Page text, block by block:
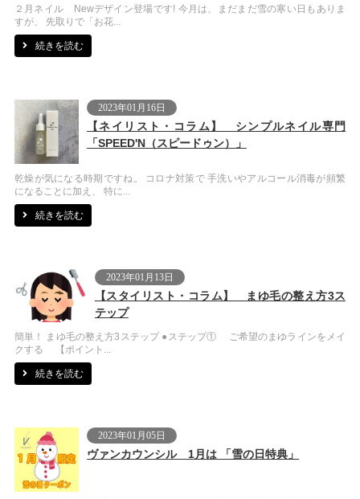
２月ネイル Newデザイン登場です! 今月は、まだまだ雪の寒い日もありま
すが、 先取りで「お花...
続きを読む
2023年01月16日
【ネイリスト・コラム】 シンプルネイル専門
「SPEED'N（スピードゥン）」
乾燥が気になる時期ですね。 コロナ対策で 手洗いやアルコール消毒が頻繁
になることに加え、 特に...
続きを読む
2023年01月13日
【スタイリスト・コラム】 まゆ毛の整え方3ス
テップ
簡単！ まゆ毛の整え方3ステップ ●ステップ① ご希望のまゆラインをメイ
クする 【ポイント...
続きを読む
2023年01月05日
ヴァンカウンシル 1月は 「雪の日特典」